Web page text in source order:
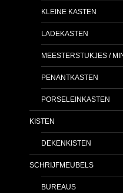
KLEINE KASTEN
LADEKASTEN
MEESTERSTUKJES /
PENANTKASTEN
PORSELEINKASTEN
KISTEN
DEKENKISTEN
SCHRIJFMEUBELS
BUREAUS